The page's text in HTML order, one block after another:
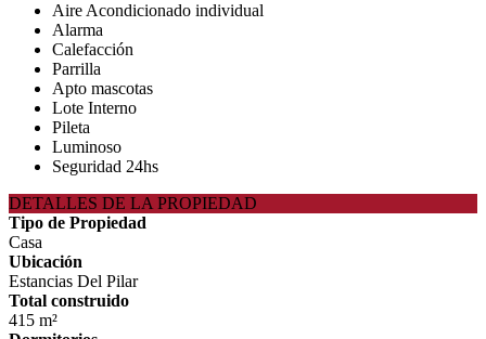
Aire Acondicionado individual
Alarma
Calefacción
Parrilla
Apto mascotas
Lote Interno
Pileta
Luminoso
Seguridad 24hs
DETALLES DE LA PROPIEDAD
Tipo de Propiedad
Casa
Ubicación
Estancias Del Pilar
Total construido
415 m²